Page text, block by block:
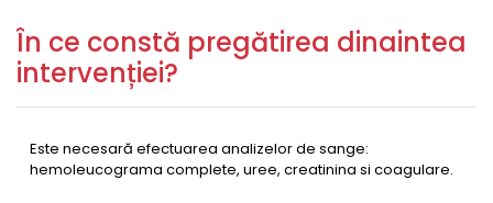
În ce constă pregătirea dinaintea
intervenției?
Este necesară efectuarea analizelor de sange:
hemoleucograma complete, uree, creatinina si coagulare.